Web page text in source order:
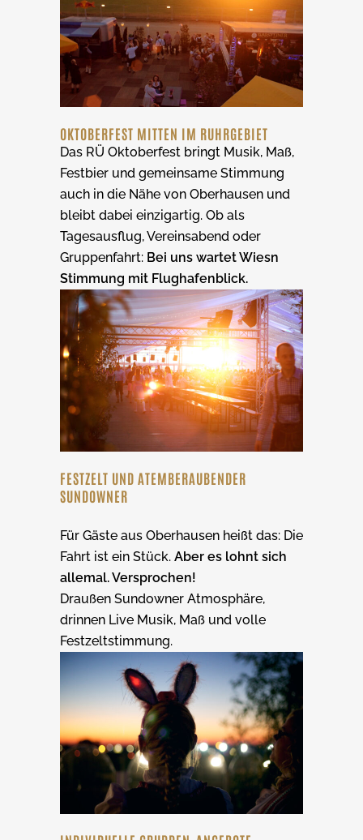
OKTOBERFEST MITTEN IM RUHRGEBIET
Das RÜ Oktoberfest bringt Musik, Maß,
Festbier und gemeinsame Stimmung
auch in die Nähe von Oberhausen und
bleibt dabei einzigartig. Ob als
Tagesausflug, Vereinsabend oder
Gruppenfahrt: Bei uns wartet Wiesn
Stimmung mit Flughafenblick.
FESTZELT UND ATEMBERAUBENDER
SUNDOWNER
Für Gäste aus Oberhausen heißt das: Die
Fahrt ist ein Stück. Aber es lohnt sich
allemal. Versprochen!
Draußen Sundowner Atmosphäre,
drinnen Live Musik, Maß und volle
Festzeltstimmung.